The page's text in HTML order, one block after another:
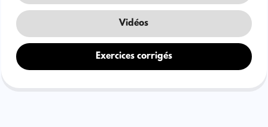
Vidéos
Exercices corrigés